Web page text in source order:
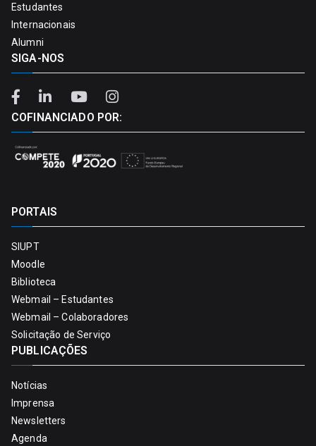
Estudantes
Internacionais
Alumni
SIGA-NOS
COFINANCIADO POR:
PORTAIS
SIUPT
Moodle
Biblioteca
Webmail – Estudantes
Webmail – Colaboradores
Solicitação de Serviço
PUBLICAÇÕES
Notícias
Imprensa
Newsletters
Agenda